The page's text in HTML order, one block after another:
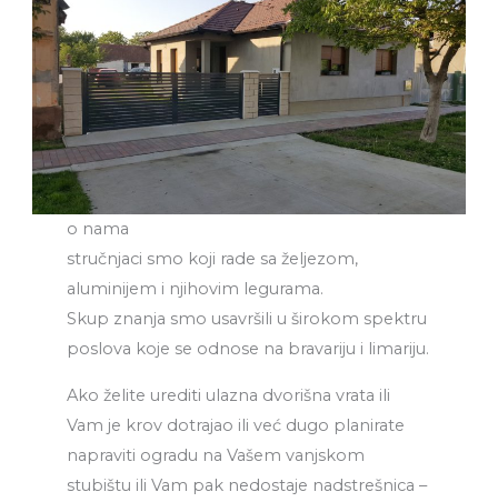
o nama
stručnjaci smo koji rade sa željezom,
aluminijem i njihovim legurama.
Skup znanja smo usavršili u širokom spektru
poslova koje se odnose na bravariju i limariju.
Ako želite urediti ulazna dvorišna vrata ili
Vam je krov dotrajao ili već dugo planirate
napraviti ogradu na Vašem vanjskom
stubištu ili Vam pak nedostaje nadstrešnica –